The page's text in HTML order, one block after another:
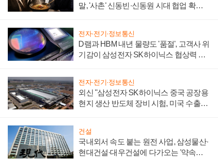
말, '사촌' 신동빈·신동원 시대 협업 확대
전자·전기·정보통신
D램과 HBM 내년 물량도 '품절', 고객사 위
기감이 삼성전자 SK하이닉스 협상력 더
전자·전기·정보통신
외신 "삼성전자 SK하이닉스 중국 공장용
현지 생산 반도체 장비 시험, 미국 수출통
건설
국내외서 속도 붙는 원전 사업, 삼성물산·
현대건설·대우건설에 다가오는 '약속의